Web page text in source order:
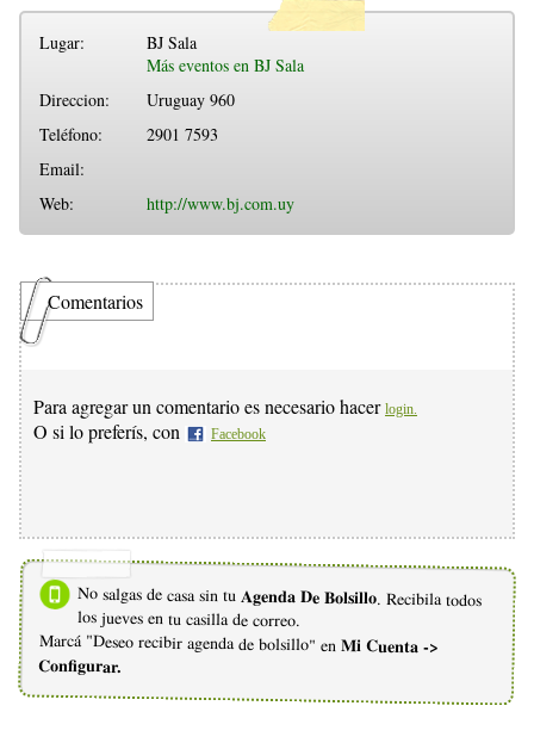
Lugar:
BJ Sala
Más eventos en BJ Sala
Direccion:
Uruguay 960
Teléfono:
2901 7593
Email:
Web:
http://www.bj.com.uy
Comentarios
Para agregar un comentario es necesario hacer login.
O si lo preferís, con Facebook
No salgas de casa sin tu Agenda De Bolsillo. Recibila todos
los jueves en tu casilla de correo.
Marcá "Deseo recibir agenda de bolsillo" en Mi Cuenta ->
Configurar.